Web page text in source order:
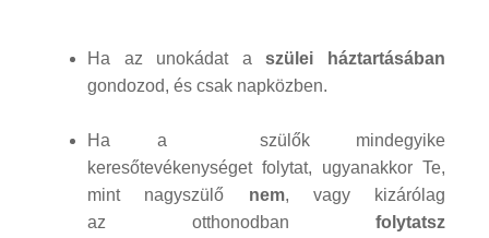
Ha az unokádat aszülei háztartásában
gondozod, és csak napközben.
Ha a szülők mindegyike
keresőtevékenységet folytat, ugyanakkor Te,
mint nagyszülő nem, vagy kizárólag
az otthonodban folytatsz